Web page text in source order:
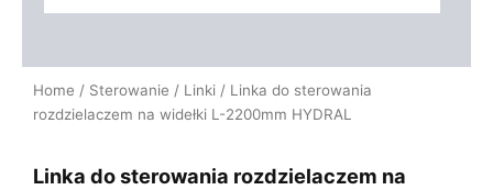
Home / Sterowanie / Linki / Linka do sterowania
rozdzielaczem na widełki L-2200mm HYDRAL
Linka do sterowania rozdzielaczem na